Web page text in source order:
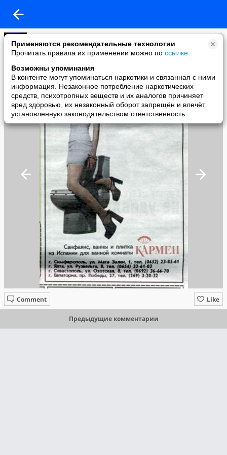
Применяются рекомендательные технологии
Прочитать правила их применении можно по ссылке
Возможны упоминания
В контенте могут упоминаться наркотики и связанная с ними
информация. Незаконное потребление наркотических
средств, психотропных веществ и их аналогов причиняет
вред здоровью, их незаконный оборот запрещён и влечёт
установленную законодательством ответственность
Владимир
added a photo
30 Mar в 18:53
Like
Comment
Предыдущие комментарии